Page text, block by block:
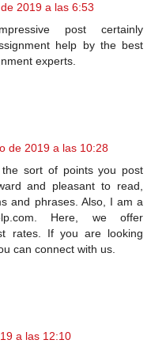
2019 a las 6:53
post certainly
help by the best
experts.
de 2019 a las 10:28
sort of points you post
and pleasant to read,
and phrases. Also, I am a
Here, we offer
rates. If you are looking
can connect with us.
a las 12:10